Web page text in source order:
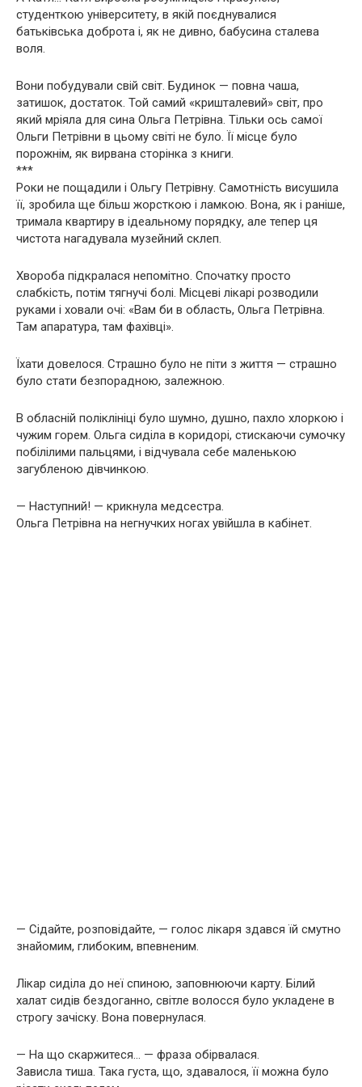
студенткою університету, в якій поєднувалися
батьківська доброта і, як не дивно, бабусина сталева
воля.
Вони побудували свій світ. Будинок — повна чаша,
затишок, достаток. Той самий «кришталевий» світ, про
який мріяла для сина Ольга Петрівна. Тільки ось самої
Ольги Петрівни в цьому світі не було. Її місце було
порожнім, як вирвана сторінка з книги.
***
Роки не пощадили і Ольгу Петрівну. Самотність висушила
її, зробила ще більш жорсткою і ламкою. Вона, як і раніше,
тримала квартиру в ідеальному порядку, але тепер ця
чистота нагадувала музейний склеп.
Хвороба підкралася непомітно. Спочатку просто
слабкість, потім тягнучі болі. Місцеві лікарі розводили
руками і ховали очі: «Вам би в область, Ольга Петрівна.
Там апаратура, там фахівці».
Їхати довелося. Страшно було не піти з життя — страшно
було стати безпорадною, залежною.
В обласній поліклініці було шумно, душно, пахло хлоркою і
чужим горем. Ольга сиділа в коридорі, стискаючи сумочку
побілілими пальцями, і відчувала себе маленькою
загубленою дівчинкою.
— Наступний! — крикнула медсестра.
Ольга Петрівна на негнучких ногах увійшла в кабінет.
— Сідайте, розповідайте, — голос лікаря здався їй смутно
знайомим, глибоким, впевненим.
Лікар сиділа до неї спиною, заповнюючи карту. Білий
халат сидів бездоганно, світле волосся було укладене в
строгу зачіску. Вона повернулася.
— На що скаржитеся… — фраза обірвалася.
Зависла тиша. Така густа, що, здавалося, її можна було